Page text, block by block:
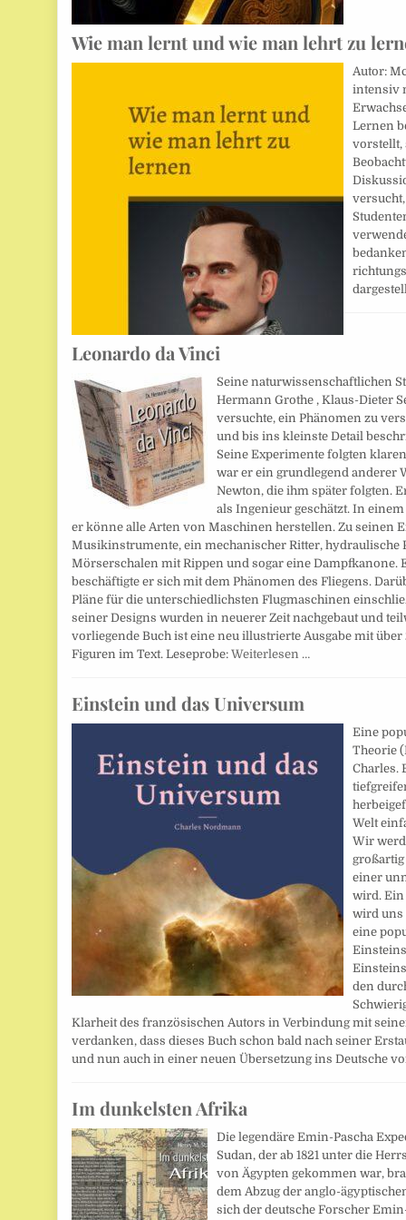
Wie man lernt und wie man lehrt zu
Autor:
intensiv
Lernen
vorstellt,
Leonardo da Vinci
Seine naturwissenschaftlichen
Hermann Grothe , Klaus-Dieter
versuchte, ein Phänomen zu
und bis ins kleinste Detail
Seine Experimente folgten
war er ein grundlegend anderer
Newton, die ihm später folgten.
als Ingenieur geschätzt. In
er könne alle Arten von Maschinen herstellen. Zu seinen
Musikinstrumente, ein mechanischer Ritter, hydraulische
Mörserschalen mit Rippen und sogar eine Dampfkanone.
beschäftigte er sich mit dem Phänomen des Fliegens.
Pläne für die unterschiedlichsten Flugmaschinen
seiner Designs wurden in neuerer Zeit nachgebaut und
vorliegende Buch ist eine neu illustrierte Ausgabe mit
Figuren im Text. Leseprobe:Weiterlesen …
Einstein und das Universum
Eine
Theorie
Charles.
Welt
Wir
einer
wird. Ein
wird uns
eine
den
Klarheit des französischen Autors in Verbindung mit
verdanken, dass dieses Buch schon bald nach seiner
und nun auch in einer neuen Übersetzung ins Deutsche
Im dunkelsten Afrika
Die legendäre Emin-Pascha
Sudan, der ab 1821 unter die
von Ägypten gekommen war,
dem Abzug der anglo-
sich der deutsche Forscher